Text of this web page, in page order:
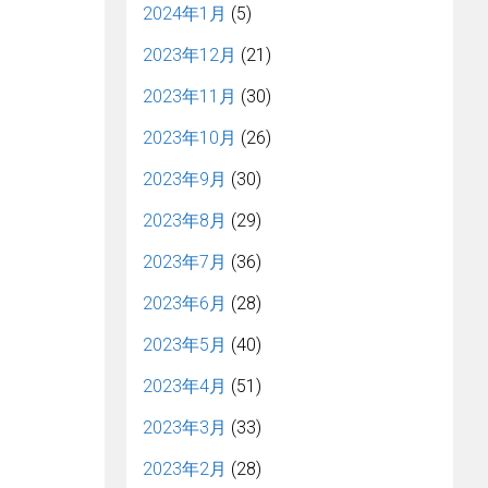
2024年1月 (5)
2023年12月 (21)
2023年11月 (30)
2023年10月 (26)
2023年9月 (30)
2023年8月 (29)
2023年7月 (36)
2023年6月 (28)
2023年5月 (40)
2023年4月 (51)
2023年3月 (33)
2023年2月 (28)